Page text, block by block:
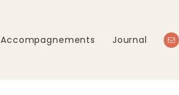
Accompagnements Journal